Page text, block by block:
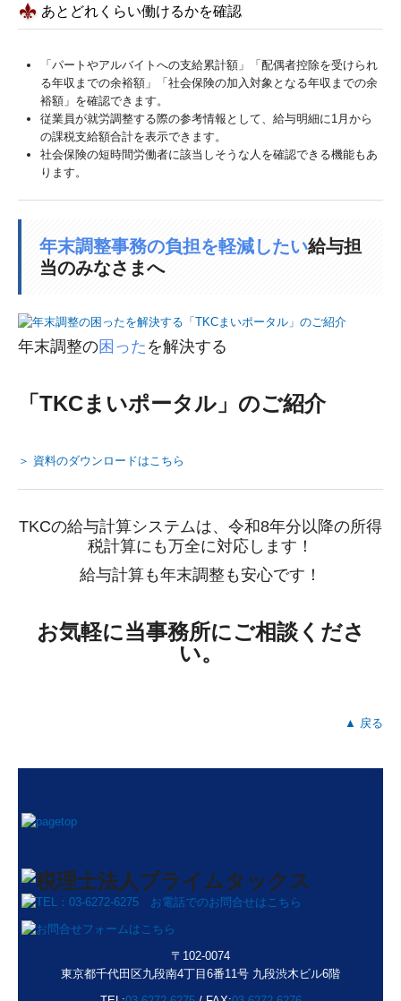
あとどれくらい働けるかを確認
「パートやアルバイトへの支給累計額」「配偶者控除を受けられ
る年収までの余裕額」「社会保険の加入対象となる年収までの余
裕額」を確認できます。
従業員が就労調整する際の参考情報として、給与明細に1月から
の課税支給額合計を表示できます。
社会保険の短時間労働者に該当しそうな人を確認できる機能もあ
ります。
年末調整事務の負担を軽減したい給与担
当のみなさまへ
年末調整の困った を解決する
「TKCまいポータル」のご紹介
＞ 資料のダウンロードはこちら
TKCの給与計算システムは、令和8年分以降の所得
税計算にも万全に対応します！
給与計算も年末調整も安心です！
お気軽に当事務所にご相談くださ
い。
▲ 戻る
〒102-0074
東京都千代田区九段南4丁目6番11号 九段渋木ビル6階